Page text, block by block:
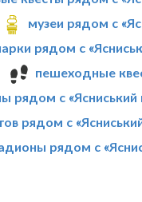
музеи рядом с
рядом с
пешеходные
рядом с «Ясниський
рядом с
рядом с